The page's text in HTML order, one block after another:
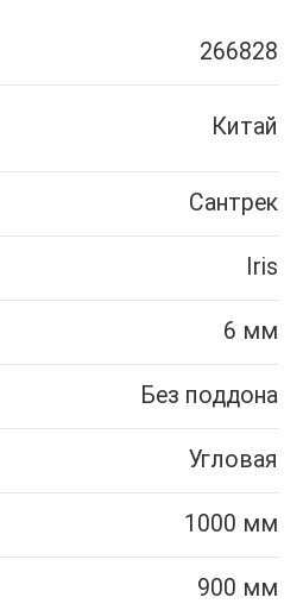
266828
Китай
Сантрек
Iris
6 мм
Без поддона
Угловая
1000 мм
900 мм